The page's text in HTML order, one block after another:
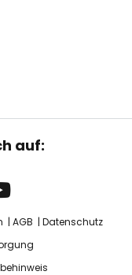
auf:
AGB
Datenschutz